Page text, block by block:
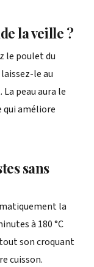
la veille ?
le poulet du
le au
peau aura le
qui améliore
sans
la
à 180 °C
son croquant
cuisson.